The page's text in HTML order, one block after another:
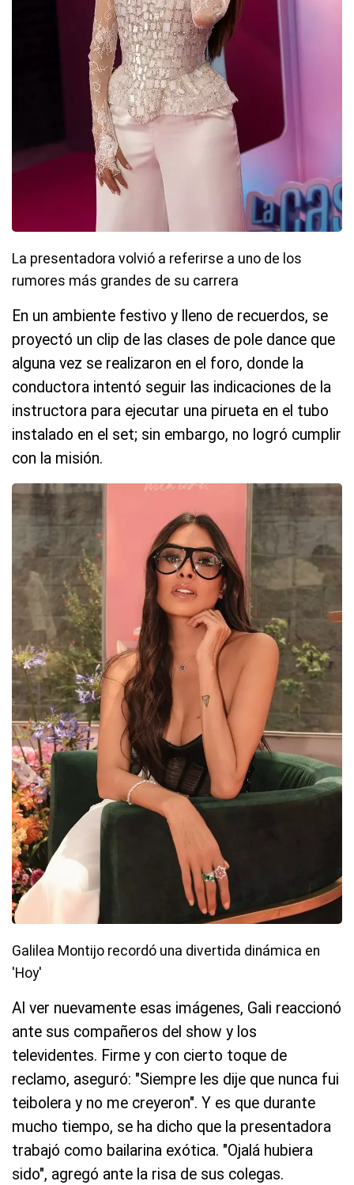
La presentadora volvió a referirse a uno de los
rumores más grandes de su carrera
En un ambiente festivo y lleno de recuerdos, se
proyectó un clip de las clases de pole dance que
alguna vez se realizaron en el foro, donde la
conductora intentó seguir las indicaciones de la
instructora para ejecutar una pirueta en el tubo
instalado en el set; sin embargo, no logró cumplir
con la misión.
Galilea Montijo recordó una divertida dinámica en
'Hoy'
Al ver nuevamente esas imágenes, Gali reaccionó
ante sus compañeros del show y los
televidentes. Firme y con cierto toque de
reclamo, aseguró: "Siempre les dije que nunca fui
teibolera y no me creyeron". Y es que durante
mucho tiempo, se ha dicho que la presentadora
trabajó como bailarina exótica. "Ojalá hubiera
sido", agregó ante la risa de sus colegas.